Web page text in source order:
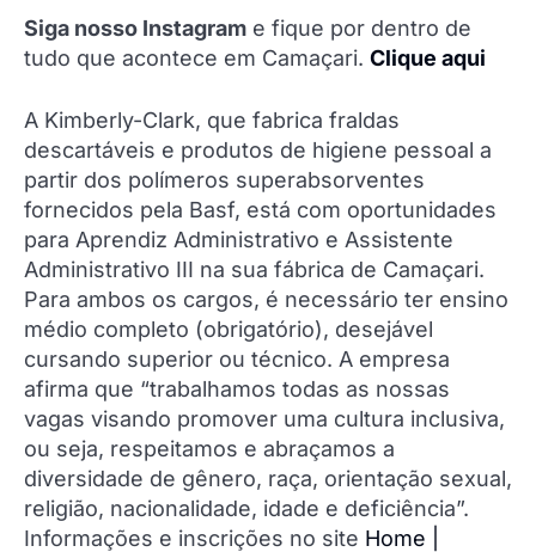
Siga nosso Instagram e fique por dentro de
tudo que acontece em Camaçari. Clique aqui
A Kimberly-Clark, que fabrica fraldas
descartáveis e produtos de higiene pessoal a
partir dos polímeros superabsorventes
fornecidos pela Basf, está com oportunidades
para Aprendiz Administrativo e Assistente
Administrativo III na sua fábrica de Camaçari.
Para ambos os cargos, é necessário ter ensino
médio completo (obrigatório), desejável
cursando superior ou técnico. A empresa
afirma que “trabalhamos todas as nossas
vagas visando promover uma cultura inclusiva,
ou seja, respeitamos e abraçamos a
diversidade de gênero, raça, orientação sexual,
religião, nacionalidade, idade e deficiência”.
Informações e inscrições no site Home |